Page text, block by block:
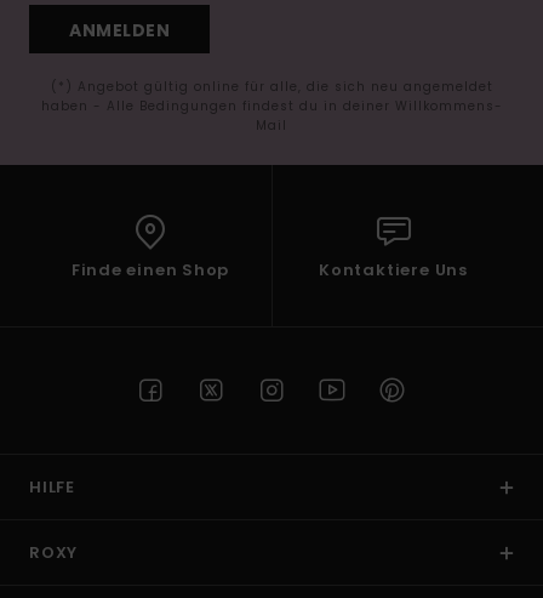
ANMELDEN
(*) Angebot gültig online für alle, die sich neu angemeldet
haben - Alle Bedingungen findest du in deiner Willkommens-
Mail
Finde einen Shop Kontaktiere Uns
HILFE
ROXY